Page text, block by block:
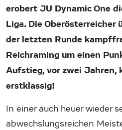
erobert JU Dynamic One
Liga. Die Oberösterreicher
der letzten Runde
Reichraming um einen
Aufstieg, vor zwei Jahren,
erstklassig!
In einer auch heuer wieder
abwechslungsreichen